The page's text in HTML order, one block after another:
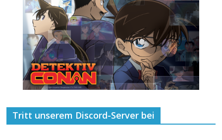
Tritt unserem Discord-Server bei